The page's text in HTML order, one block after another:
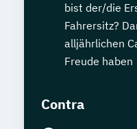
bist der/die
Fahrersitz?
alljährlichen
Freude haben
Contra